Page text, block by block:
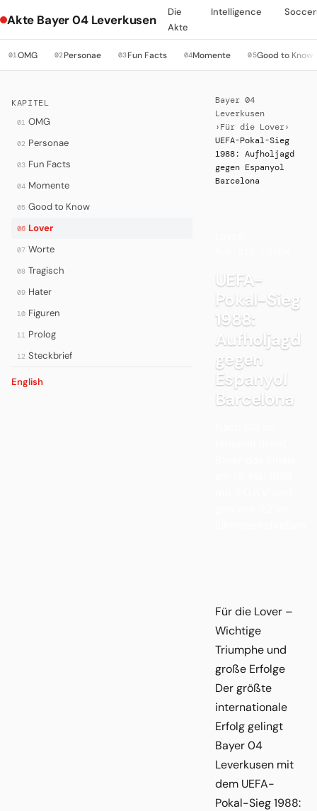
Akte Bayer 04 Leverkusen
Die
Akte
Intelligence
01OMG 02Personae 03Fun Facts 04Momente 05Good to Know
KAPITEL
01 OMG
02 Personae
03 Fun Facts
04 Momente
05 Good to Know
06 Lover
07 Worte
08 Tragisch
09 Hater
10 Figuren
11 Prolog
12 Steckbrief
English
Bayer 04
Leverkusen
› Für die Lover›
UEFA-Pokal-Sieg
1988: Aufholjagd
gegen Espanyol
Barcelona
UEFA-
Pokal-Sieg
1988:
Aufholjagd
gegen
Espanyol
Barcelona
Für die Lover –
Wichtige
Triumphe und
große Erfolge
Der größte
internationale
Erfolg gelingt
Bayer 04
Leverkusen mit
dem UEFA-
Pokal-Sieg 1988: